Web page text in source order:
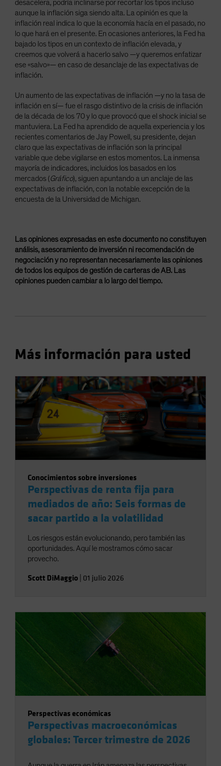
desacelera, podría inclinarse por recortar los tipos incluso
aunque la inflación siga siendo alta. La opinión es que la
inflación real indica lo que la economía hacía en el pasado, no
lo que hará en el presente. En ocasiones anteriores, la Fed ha
bajado los tipos en un contexto de inflación elevada, y
creemos que volverá a hacerlo salvo —y queremos enfatizar
ese «salvo»— en caso de desanclaje de las expectativas de
inflación.
Un aumento de las expectativas de inflación —y no la tasa de
inflación en sí— fue el rasgo distintivo de la crisis de inflación
de la década de los 70 y lo que provocó que el shock inicial se
mantuviera. La Fed ha aprendido de aquella experiencia y los
recientes comentarios de Jay Powell, su presidente, dejan
claro que las expectativas de inflación son la principal
variable que debe vigilarse en estos momentos. La inmensa
mayoría de indicadores, incluidos los basados en los
mercados (Gráfico), siguen apuntando a un anclaje de las
expectativas de inflación, con la notable excepción de la
encuesta de la Universidad de Michigan.
Las opiniones expresadas en este documento no constituyen
análisis, asesoramiento de inversión ni recomendación de
negociación y no representan necesariamente las opiniones
de todos los equipos de gestión de carteras de AB. Las
opiniones pueden cambiar a lo largo del tiempo.
Más información para usted
Conocimientos sobre inversiones
Perspectivas de renta fija para
mediados de año: Seis formas de
sacar partido a la volatilidad
Los riesgos están evolucionando, pero también las
oportunidades. Aquí le mostramos cómo sacar
provecho.
Scott DiMaggio 01 julio 2026
Perspectivas económicas
Perspectivas macroeconómicas
globales: Tercer trimestre de 2026